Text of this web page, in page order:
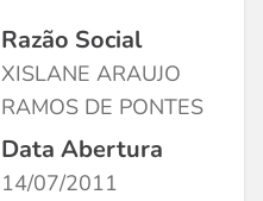
Razão Social
XISLANE ARAUJO
RAMOS DE PONTES
Data Abertura
14/07/2011